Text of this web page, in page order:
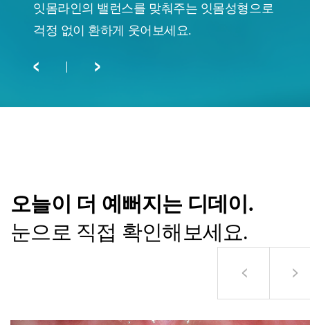
잇몸라인의 밸런스를 맞춰주는 잇몸성형으로
걱정 없이 환하게 웃어보세요.
오늘이 더 예뻐지는 디데이.
눈으로 직접 확인해보세요.